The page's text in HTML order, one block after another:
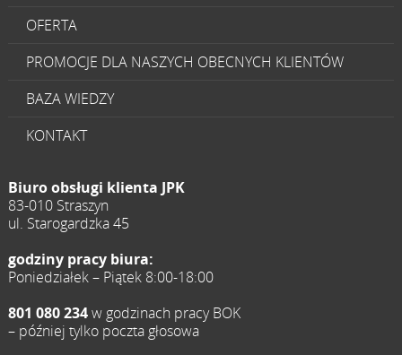
OFERTA
PROMOCJE DLA NASZYCH OBECNYCH KLIENTÓW
BAZA WIEDZY
KONTAKT
Biuro obsługi klienta JPK
83-010 Straszyn
ul. Starogardzka 45
godziny pracy biura:
Poniedziałek – Piątek 8:00-18:00
801 080 234w godzinach pracy BOK
– później tylko poczta głosowa